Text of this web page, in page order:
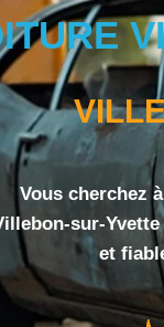
Vous cherchez
sur-
et